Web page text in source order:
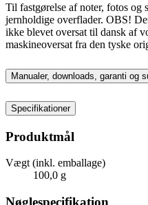
Til fastgørelse af noter, fotos og
jernholdige overflader. OBS!
ikke blevet oversat til dansk af
maskineoversat fra den tyske
Manualer, downloads, garanti og
Specifikationer
Produktmål
Vægt (inkl. emballage)
100,0 g
Nøglespecifikation